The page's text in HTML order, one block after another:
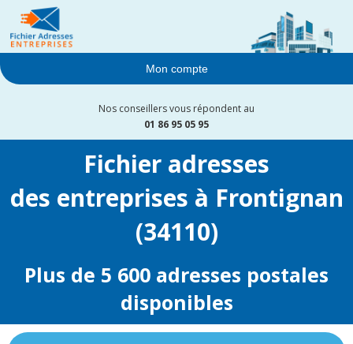
Mon compte
Nos conseillers vous répondent au
01 86 95 05 95
Fichier adresses
des entreprises à Frontignan
(34110)
Plus de 5 600 adresses postales
disponibles